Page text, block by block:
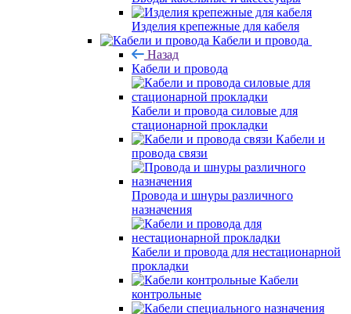
Изделия крепежные для кабеля
Кабели и провода
Назад
Кабели и провода
Кабели и провода силовые для
стационарной прокладки
Кабели и
провода связи
Провода и шнуры различного
назначения
Кабели и провода для нестационарной
прокладки
Кабели
контрольные